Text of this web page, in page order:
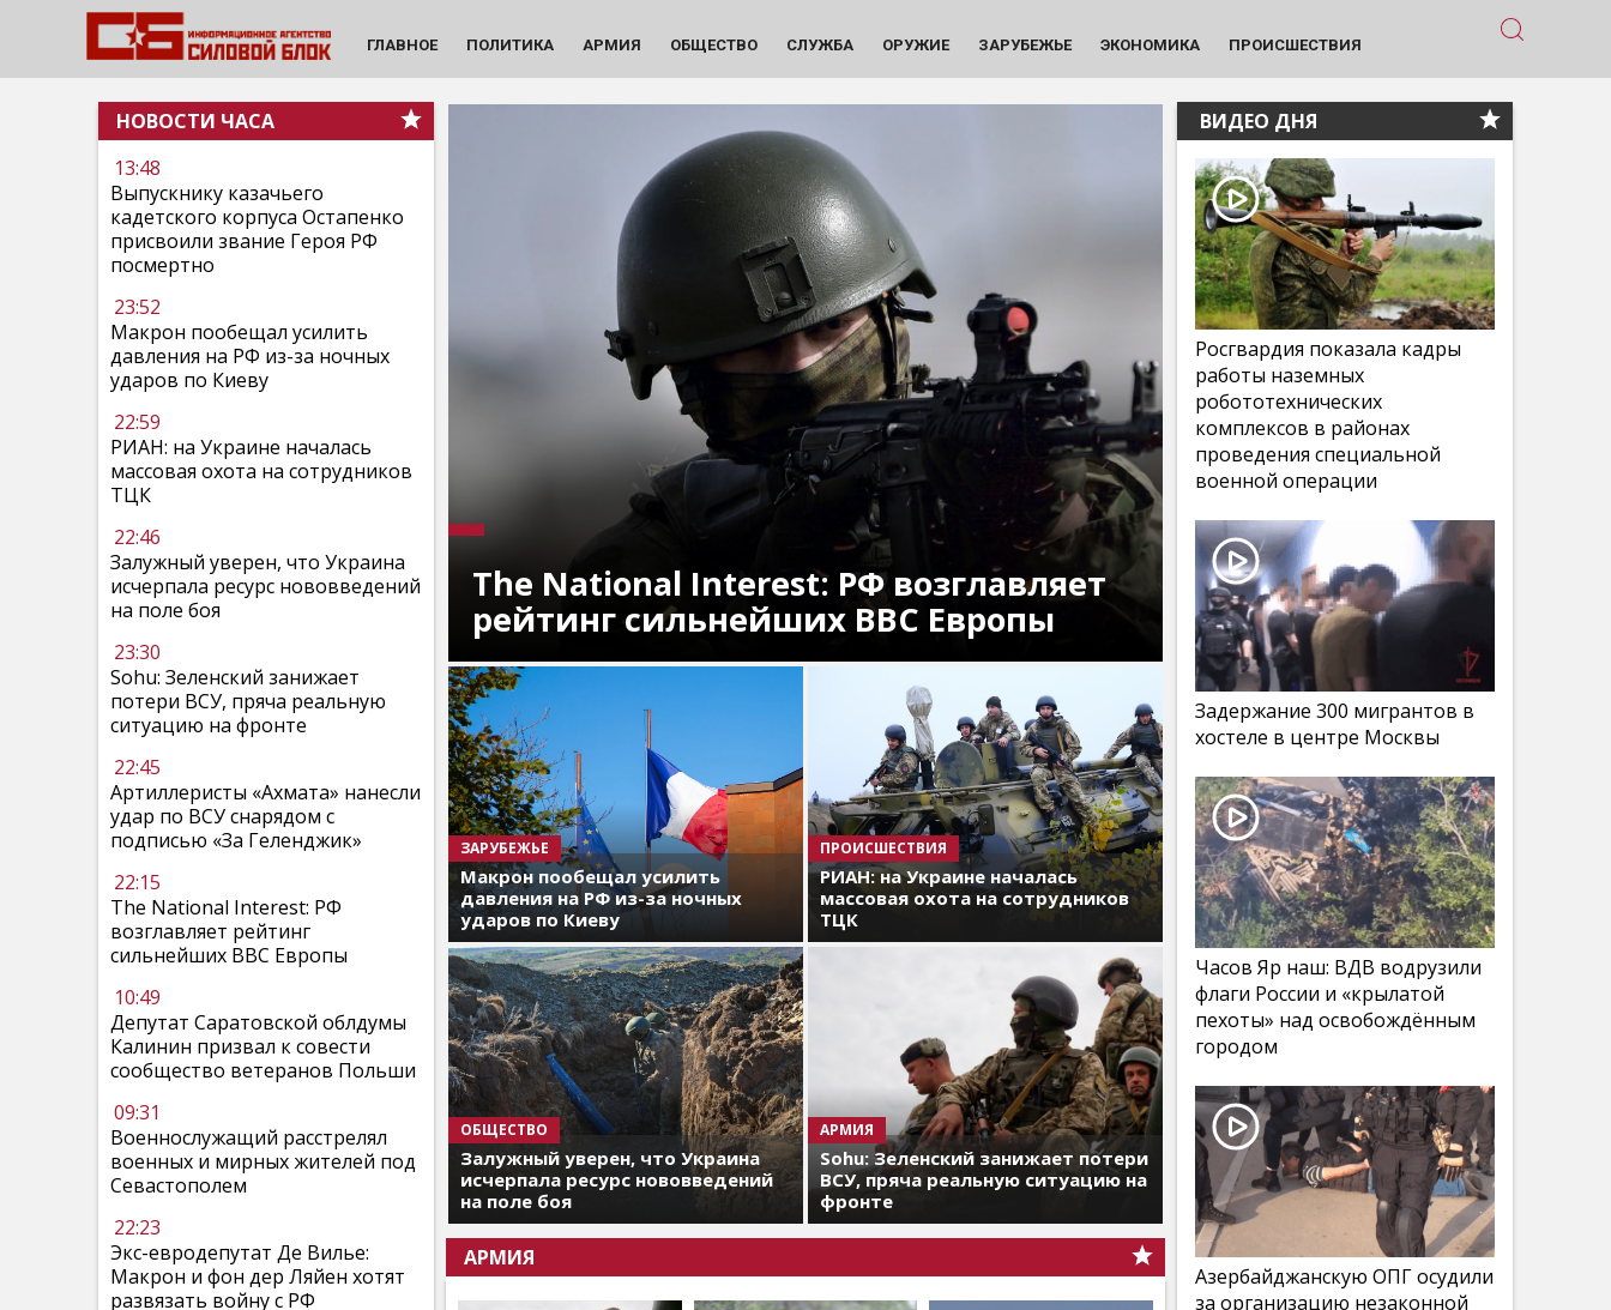
ГЛАВНОЕ ПОЛИТИКА АРМИЯ ОБЩЕСТВО СЛУЖБА ОРУЖИЕ ЗАРУБЕЖЬЕ ЭКОНОМИКА ПРОИСШЕСТВИЯ
НОВОСТИ ЧАСА
13:48
Выпускнику казачьего
кадетского корпуса Остапенко
присвоили звание Героя РФ
посмертно
23:52
Макрон пообещал усилить
давления на РФ из-за ночных
ударов по Киеву
22:59
РИАН: на Украине началась
массовая охота на сотрудников
ТЦК
22:46
Залужный уверен, что Украина
исчерпала ресурс нововведений
на поле боя
23:30
Sohu: Зеленский занижает
потери ВСУ, пряча реальную
ситуацию на фронте
22:45
Артиллеристы «Ахмата» нанесли
удар по ВСУ снарядом с
подписью «За Геленджик»
22:15
The National Interest: РФ
возглавляет рейтинг
сильнейших ВВС Европы
10:49
Депутат Саратовской облдумы
Калинин призвал к совести
сообщество ветеранов Польши
09:31
Военнослужащий расстрелял
военных и мирных жителей под
Севастополем
22:23
Экс-евродепутат Де Вилье:
Макрон и фон дер Ляйен хотят
развязать войну с РФ
The National Interest: РФ возглавляет
рейтинг сильнейших ВВС Европы
ЗАРУБЕЖЬЕ
Макрон пообещал усилить
давления на РФ из-за ночных
ударов по Киеву
ПРОИСШЕСТВИЯ
РИАН: на Украине началась
массовая охота на сотрудников
ТЦК
ОБЩЕСТВО
Залужный уверен, что Украина
исчерпала ресурс нововведений
на поле боя
АРМИЯ
Sohu: Зеленский занижает потери
ВСУ, пряча реальную ситуацию на
фронте
АРМИЯ
ВИДЕО ДНЯ
Росгвардия показала кадры
работы наземных
робототехнических
комплексов в районах
проведения специальной
военной операции
Задержание 300 мигрантов в
хостеле в центре Москвы
Часов Яр наш: ВДВ водрузили
флаги России и «крылатой
пехоты» над освобождённым
городом
Азербайджанскую ОПГ осудили
за организацию незаконной